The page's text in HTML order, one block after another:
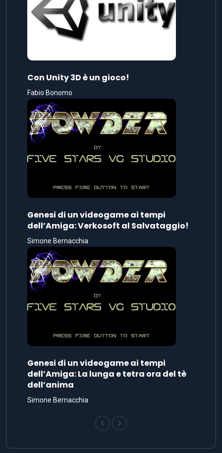
Con Unity 3D è un gioco!
Fabio Bonomo
Genesi di un videogame ai tempi
dell’Amiga: Verkosoft al Salvataggio!
Simone Bernacchia
Genesi di un videogame ai tempi
dell’Amiga: La lunga e tetra ora del tè
dell’anima
Simone Bernacchia